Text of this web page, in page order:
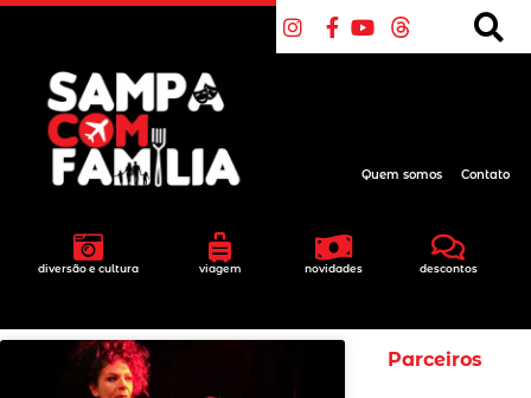
diversão e cultura viagem novidades descontos
Quem somos Contato
Parceiros